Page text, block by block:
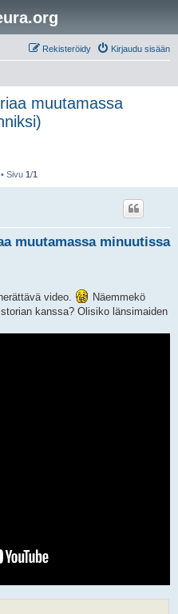
Kirjaudu sisään
Rekisteröidy
muutamassa
Sivu 1/1
muutamassa minuutissa
video.
Näemmekö
kanssa? Olisiko länsimaiden